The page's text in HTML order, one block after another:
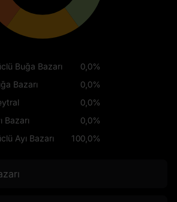
Buğa Bazarı
0,0%
Bazarı
0,0%
0,0%
Bazarı
0,0%
Ayı Bazarı
100,0%